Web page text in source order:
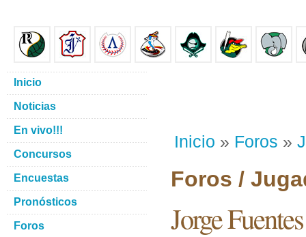
Inicio » Foros »
Foros /
Jorge Fuentes
Inicio
Noticias
En vivo!!!
Concursos
Encuestas
Pronósticos
Foros